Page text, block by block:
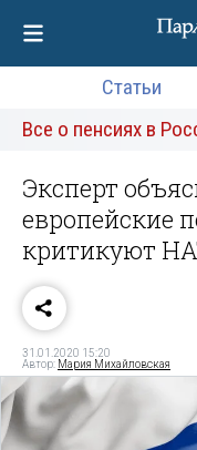
Статьи
Все о пенсиях в
Эксперт
европейские
критикуют
31.01.2020 15:20
Автор: Мария Михайловская